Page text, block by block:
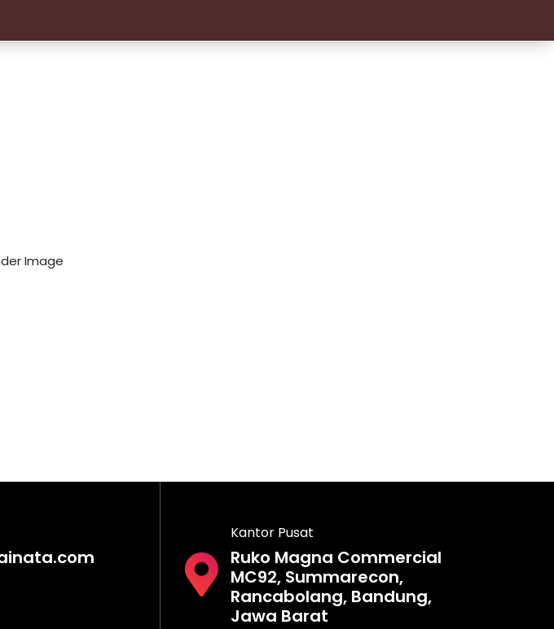
Kantor Pusat
Ruko Magna Commercial
MC92, Summarecon,
Rancabolang, Bandung,
Jawa Barat